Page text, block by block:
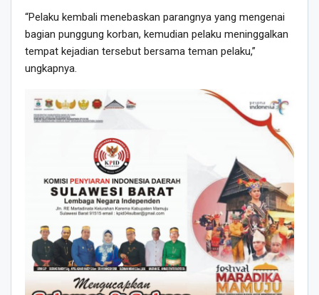
“Pelaku kembali menebaskan parangnya yang mengenai
bagian punggung korban, kemudian pelaku meninggalkan
tempat kejadian tersebut bersama teman pelaku,”
ungkapnya.